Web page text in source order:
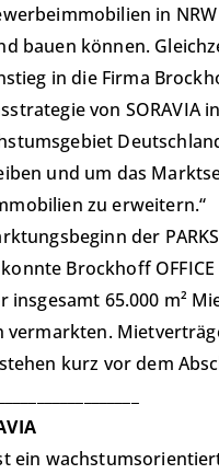
in
bauen können.
in die Firma
von SORAVIA
und um das
zu erweitern.“
der
Brockhoff
insgesamt 65.000 m²
vermarkten.
kurz vor dem
ein